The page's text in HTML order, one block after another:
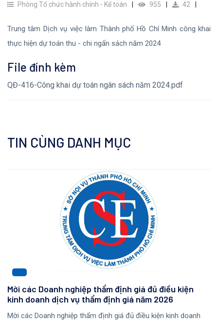
Phòng Tổ chức hành chính - Kế toán 955 42
Trung tâm Dịch vụ việc làm Thành phố Hồ Chí Minh công khai
thực hiện dự toán thu - chi ngấn sách năm 2024
File đính kèm
QĐ-416-Công khai dự toán ngân sách năm 2024.pdf
TIN CÙNG DANH MỤC
Mời các Doanh nghiệp thẩm định giá đủ điều kiện
kinh doanh dịch vụ thẩm định giá năm 2026
Mời các Doanh nghiệp thẩm định giá đủ điều kiện kinh doanh